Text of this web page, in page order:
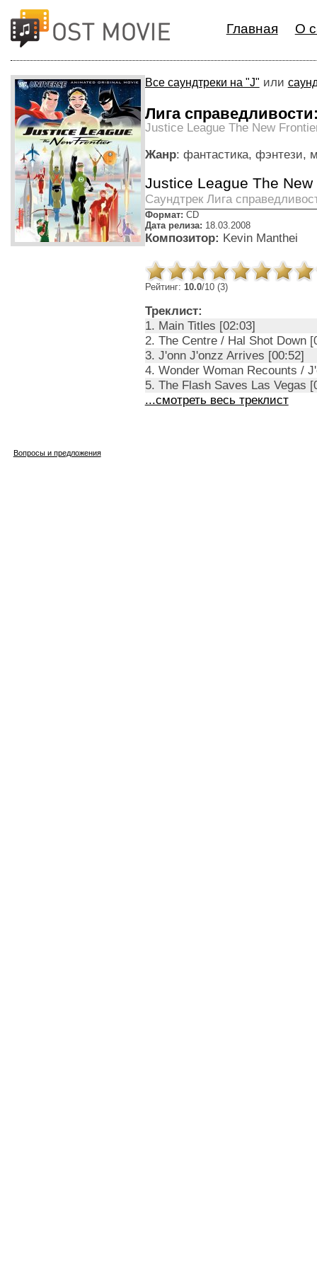
Главная О
Все саундтреки на "J" или
Лига
Justice League The New
Жанр: фантастика, фэнтези,
Justice League The New
Cаундтрек Лига
Формат: CD
Дата релиза: 18.03.2008
Композитор: Kevin Manthei
Рейтинг: 10.0/10 (3)
Треклист:
1. Main Titles [02:03]
2. The Centre / Hal Shot Down
3. J'onn J'onzz Arrives [00:52]
4. Wonder Woman Recounts /
5. The Flash Saves Las Vegas
...смотреть весь треклист
Вопросы и предложения